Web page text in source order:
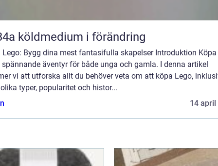
R134a köldmedium i förändring
Lego: Bygg dina mest fantasifulla skapelser Introduktion Köpa
spännande äventyr för både unga och gamla. I denna artikel
vi att utforska allt du behöver veta om att köpa Lego,
typer, popularitet och histor...
14 april